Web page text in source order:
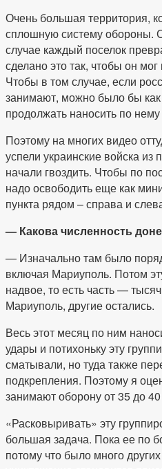
Очень большая территория,
сплошную систему обороны.
случае каждый поселок
сделано это так, чтобы он
Чтобы в том случае, если
занимают, можно было бы
продолжать наносить по
Поэтому на многих видео
успели украинские войска из
начали гвоздить. Чтобы по
надо освободить еще как
пункта рядом – справа и
— Какова численность
— Изначально там было
включая Мариуполь. Потом
надвое, то есть часть —
Мариуполь, другие остались.
Весь этот месяц по ним
удары и потихоньку эту
сматывали, но туда также
подкрепления. Поэтому я
занимают оборону от 35 до
«Расковыривать» эту
большая задача. Пока ее по
потому что было много